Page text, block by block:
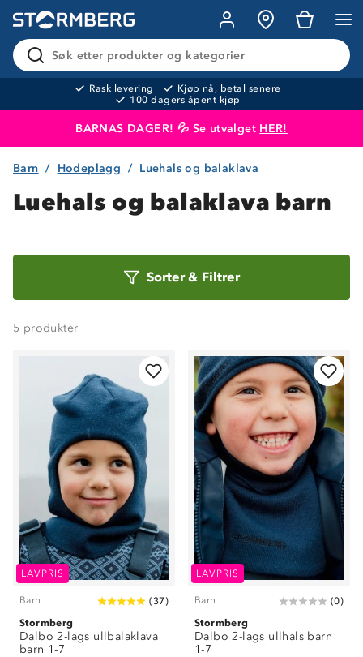
Søk etter produkter og kategorier
Rask levering
Kjøp nå, betal senere
100 dagers åpent kjøp
BARNAS DAGER! 💦 Se utvalget HER!
Produktet er lagt i handlekurven Til kassen
Barn Hodeplagg Luehals og balaklava
Luehals og balaklava barn
Sorter& Filtrer
5 produkter
LAVPRIS
Barn (37)
Stormberg
Dalbo 2-lags ullbalaklava
barn 1-7
LAVPRIS
Barn (0)
Stormberg
Dalbo 2-lags ullhals barn
1-7